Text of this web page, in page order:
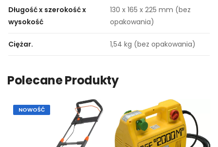
Długość x szerokość x
wysokość
130 x 165 x 225 mm (bez
opakowania)
Ciężar. 1,54 kg (bez opakowania)
Polecane Produkty
NOWOŚĆ